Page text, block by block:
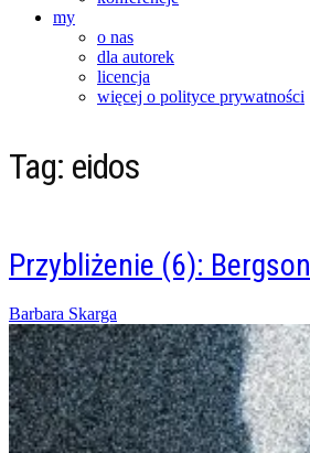
my
o nas
dla autorek
licencja
więcej o polityce prywatności
Tag: eidos
Przybliżenie (6): Bergson
Posted
on
26/11/201609/11/2021
Barbara Skarga